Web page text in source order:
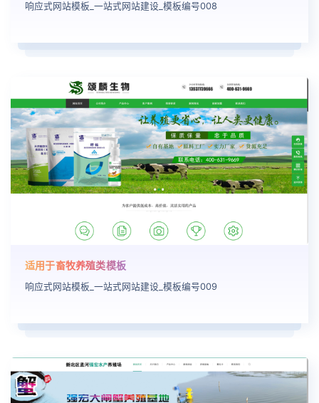
响应式网站模板_一站式网站建设_模板编号008
适用于畜牧养殖类模板
响应式网站模板_一站式网站建设_模板编号009